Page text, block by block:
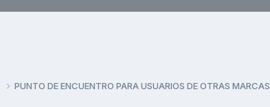
PUNTO DE ENCUENTRO PARA USUARIOS DE OTRAS MARCAS